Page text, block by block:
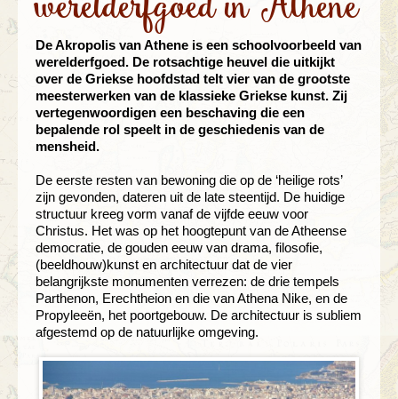
De Akropolis van Athene is een schoolvoorbeeld van
werelderfgoed. De rotsachtige heuvel die uitkijkt
over de Griekse hoofdstad telt vier van de grootste
meesterwerken van de klassieke Griekse kunst. Zij
vertegenwoordigen een beschaving die een
bepalende rol speelt in de geschiedenis van de
mensheid.
De eerste resten van bewoning die op de ‘heilige rots’
zijn gevonden, dateren uit de late steentijd. De huidige
structuur kreeg vorm vanaf de vijfde eeuw voor
Christus. Het was op het hoogtepunt van de Atheense
democratie, de gouden eeuw van drama, filosofie,
(beeldhouw)kunst en architectuur dat de vier
belangrijkste monumenten verrezen: de drie tempels
Parthenon, Erechtheion en die van Athena Nike, en de
Propyleeën, het poortgebouw. De architectuur is subliem
afgestemd op de natuurlijke omgeving.